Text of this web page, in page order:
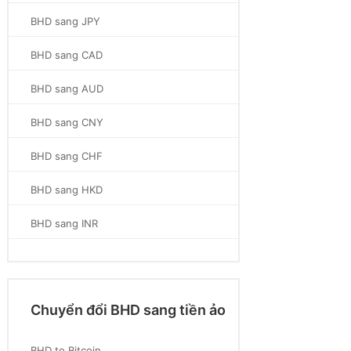
BHD sang JPY
BHD sang CAD
BHD sang AUD
BHD sang CNY
BHD sang CHF
BHD sang HKD
BHD sang INR
Chuyển đổi BHD sang tiền ảo